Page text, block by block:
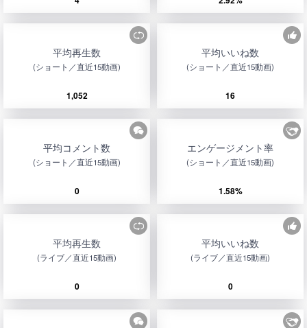
平均再生数
(ショート／直近15動画)
1,052
平均いいね数
(ショート／直近15動画)
16
平均コメント数
(ショート／直近15動画)
0
エンゲージメント率
(ショート／直近15動画)
1.58%
平均再生数
(ライブ／直近15動画)
0
平均いいね数
(ライブ／直近15動画)
0